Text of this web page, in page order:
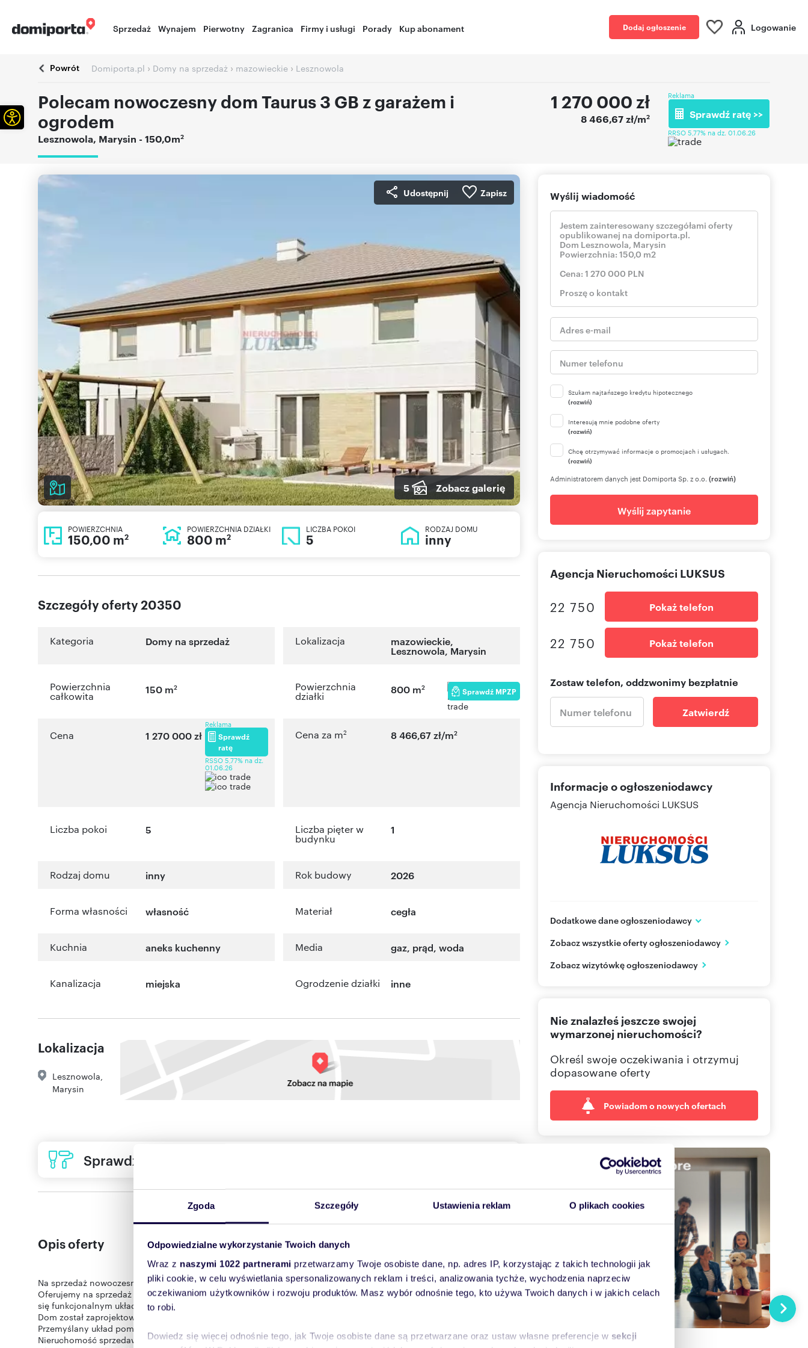
Zgoda Szczegóły Ustawienia reklam O plikach cookies
Odpowiedzialne wykorzystanie Twoich danych
Wraz z naszymi 1022 partnerami przetwarzamy Twoje osobiste dane, np. adres IP, korzystając z takich technologii jak
pliki cookie, w celu wyświetlania spersonalizowanych reklam i treści, analizowania tychże, wychodzenia naprzeciw
oczekiwaniom użytkowników i rozwoju produktów. Masz wybór odnośnie tego, kto używa Twoich danych i w jakich celach
to robi.
Dowiedz się więcej odnośnie tego, jak Twoje osobiste dane są przetwarzane oraz ustaw własne preferencje w sekcji
Sprzedaż Wynajem Pierwotny Zagranica Firmy i usługi Porady Kup abonament Dodaj ogłoszenie Logowanie
Powrót Domiporta.pl › Domy na sprzedaż › mazowieckie › Lesznowola
Polecam nowoczesny dom Taurus 3 GB z garażem i
ogrodem
Lesznowola, Marysin - 150,0m2
1 270 000 zł
8 466,67 zł/m2
Reklama
Sprawdź ratę >>
RRSO 5,77% na dz. 01.06.26
Udostępnij Zapisz
5 Zobacz galerię
POWIERZCHNIA
150,00 m2
POWIERZCHNIA DZIAŁKI
800 m2
LICZBA POKOI
5
RODZAJ DOMU
inny
Szczegóły oferty 20350
Kategoria Domy na sprzedaż Lokalizacja mazowieckie,
Lesznowola,Marysin
Powierzchnia
całkowita
150 m2 Powierzchnia
działki
800 m2 Sprawdź MPZP
Cena 1 270 000 zł
Reklama
Sprawdź
ratę
RSSO 5,77% na dz.
01.06.26
Cena za m2 8 466,67 zł/m2
Liczba pokoi 5 Liczba pięter w
budynku
1
Rodzaj domu inny Rok budowy 2026
Forma własności własność Materiał cegła
Kuchnia aneks kuchenny Media gaz, prąd, woda
Kanalizacja miejska Ogrodzenie działki inne
Lokalizacja
Lesznowola,
Marysin
Sprawdź ofertę usług remontowych
Opis oferty
Na sprzedaż nowoczesny dom jednorodzinny dwulokalowy projekt Taurus 3 GB
Oferujemy na sprzedaż nowoczesny dom dwulokalowy realizowany według projektu Taurus 3 GB. Budynek wyróżnia
się funkcjonalnym układem pomieszczeń, nowoczesną architekturą oraz wysoką jakością wykonania.
Dom został zaprojektowany z myślą o wygodzie codziennego życia oraz maksymalnym wykorzystaniu przestrzeni.
Przemyślany układ pomieszczeń zapewnia komfort dla całej rodziny.
Nieruchomość sprzedawana jest w stanie deweloperskim, co daje możliwość indywidualnej aranżacji wnętrz zgodnie z
Wyślij wiadomość
Szukam najtańszego kredytu hipotecznego
(rozwiń)
Interesują mnie podobne oferty
(rozwiń)
Chcę otrzymywać informacje o promocjach i usługach.
(rozwiń)
Administratorem danych jest Domiporta Sp. z o.o. (rozwiń)
Wyślij zapytanie
Agencja Nieruchomości LUKSUS
22 750 Pokaż telefon
22 750 Pokaż telefon
Zostaw telefon, oddzwonimy bezpłatnie
Zatwierdź
Informacje o ogłoszeniodawcy
Agencja Nieruchomości LUKSUS
Dodatkowe dane ogłoszeniodawcy
Piaseczno
PL
22 750 Pokaż telefon
Zobacz wszystkie oferty ogłoszeniodawcy
Zobacz wizytówkę ogłoszeniodawcy
Nie znalazłeś jeszcze swojej
wymarzonej nieruchomości?
Określ swoje oczekiwania i otrzymuj
dopasowane oferty
Powiadom o nowych ofertach
Otwórz pasek narzędzi